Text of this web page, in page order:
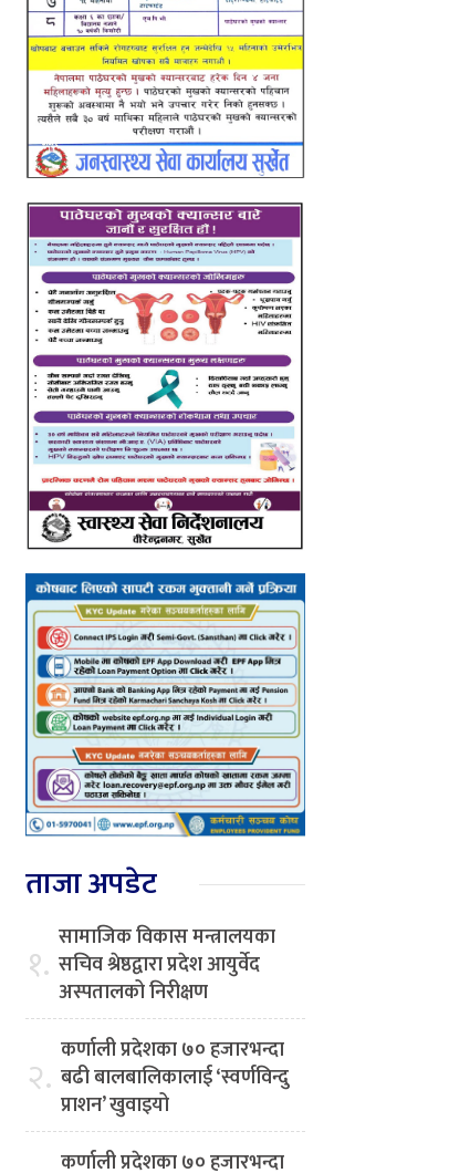
ताजा अपडेट
१. सामाजिक विकास मन्त्रालयका
सचिव श्रेष्ठद्वारा प्रदेश आयुर्वेद
अस्पतालको निरीक्षण
२. कर्णाली प्रदेशका ७० हजारभन्दा
बढी बालबालिकालाई ‘स्वर्णविन्दु
प्राशन’ खुवाइयो
कर्णाली प्रदेशका ७० हजारभन्दा